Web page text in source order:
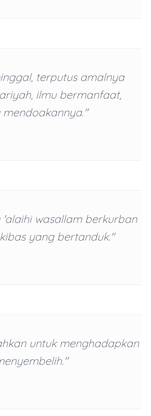
terputus amalnya
ilmu bermanfaat,
'alaihi wasallam berkurban
yang bertanduk."
untuk menghadapkan